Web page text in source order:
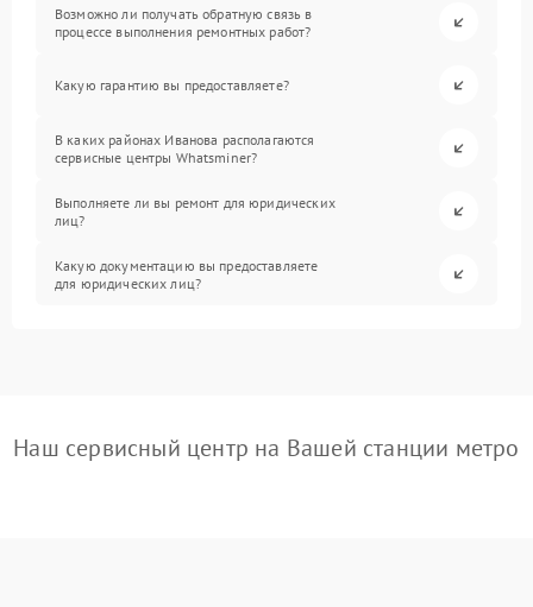
Возможно ли получать обратную связь в
процессе выполнения ремонтных работ?
Какую гарантию вы предоставляете?
В каких районах Иванова располагаются
сервисные центры Whatsminer?
Выполняете ли вы ремонт для юридических
лиц?
Какую документацию вы предоставляете
для юридических лиц?
Наш сервисный центр на Вашей станции метро